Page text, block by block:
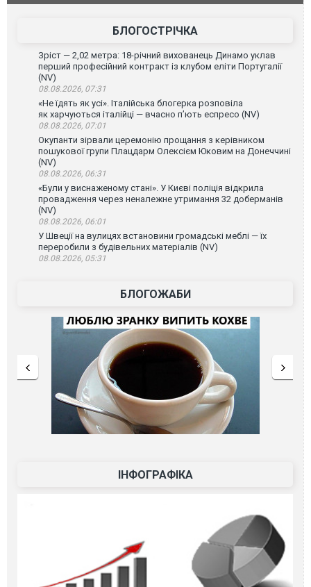
БЛОГОСТРІЧКА
Зріст — 2,02 метра: 18-річний вихованець Динамо уклав
перший професійний контракт із клубом еліти Португалії
(NV)
08.08.2026, 07:31
«Не їдять як усі». Італійська блогерка розповіла
як харчуються італійці — вчасно п’ють еспресо (NV)
08.08.2026, 07:01
Окупанти зірвали церемонію прощання з керівником
пошукової групи Плацдарм Олексієм Юковим на Донеччині
(NV)
08.08.2026, 06:31
«Були у виснаженому стані». У Києві поліція відкрила
провадження через неналежне утримання 32 доберманів
(NV)
08.08.2026, 06:01
У Швеції на вулицях встановини громадські меблі — їх
переробили з будівельних матеріалів (NV)
08.08.2026, 05:31
БЛОГОЖАБИ
ІНФОГРАФІКА